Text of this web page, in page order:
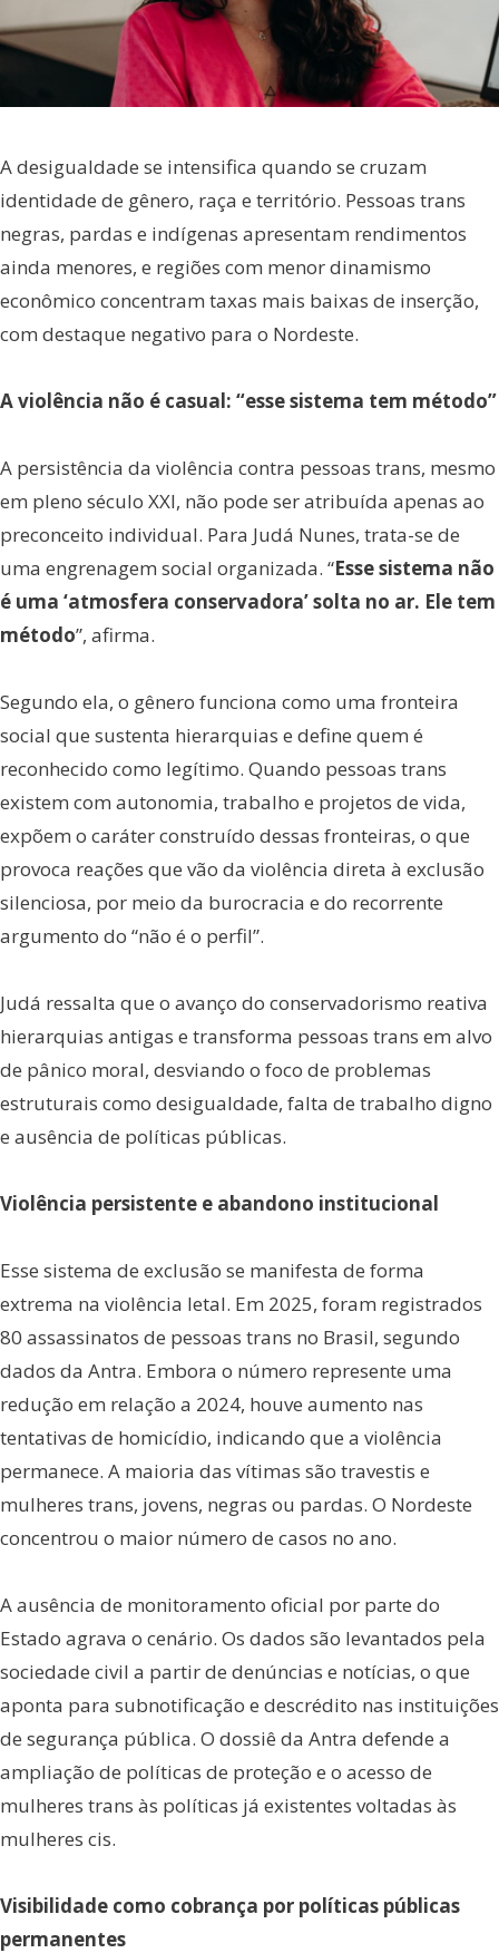
A desigualdade se intensifica quando se cruzam
identidade de gênero, raça e território. Pessoas trans
negras, pardas e indígenas apresentam rendimentos
ainda menores, e regiões com menor dinamismo
econômico concentram taxas mais baixas de inserção,
com destaque negativo para o Nordeste.
A violência não é casual: “esse sistema tem método”
A persistência da violência contra pessoas trans, mesmo
em pleno século XXI, não pode ser atribuída apenas ao
preconceito individual. Para Judá Nunes, trata-se de
uma engrenagem social organizada. “Esse sistema não
é uma ‘atmosfera conservadora’ solta no ar. Ele tem
método”, afirma.
Segundo ela, o gênero funciona como uma fronteira
social que sustenta hierarquias e define quem é
reconhecido como legítimo. Quando pessoas trans
existem com autonomia, trabalho e projetos de vida,
expõem o caráter construído dessas fronteiras, o que
provoca reações que vão da violência direta à exclusão
silenciosa, por meio da burocracia e do recorrente
argumento do “não é o perfil”.
Judá ressalta que o avanço do conservadorismo reativa
hierarquias antigas e transforma pessoas trans em alvo
de pânico moral, desviando o foco de problemas
estruturais como desigualdade, falta de trabalho digno
e ausência de políticas públicas.
Violência persistente e abandono institucional
Esse sistema de exclusão se manifesta de forma
extrema na violência letal. Em 2025, foram registrados
80 assassinatos de pessoas trans no Brasil, segundo
dados da Antra. Embora o número represente uma
redução em relação a 2024, houve aumento nas
tentativas de homicídio, indicando que a violência
permanece. A maioria das vítimas são travestis e
mulheres trans, jovens, negras ou pardas. O Nordeste
concentrou o maior número de casos no ano.
A ausência de monitoramento oficial por parte do
Estado agrava o cenário. Os dados são levantados pela
sociedade civil a partir de denúncias e notícias, o que
aponta para subnotificação e descrédito nas instituições
de segurança pública. O dossiê da Antra defende a
ampliação de políticas de proteção e o acesso de
mulheres trans às políticas já existentes voltadas às
mulheres cis.
Visibilidade como cobrança por políticas públicas
permanentes